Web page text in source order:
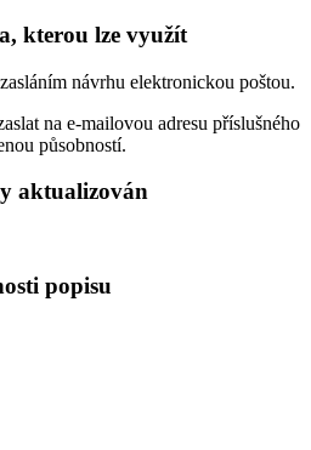
kterou lze využít
návrhu elektronickou poštou.
na e-mailovou adresu příslušného
působností.
aktualizován
popisu